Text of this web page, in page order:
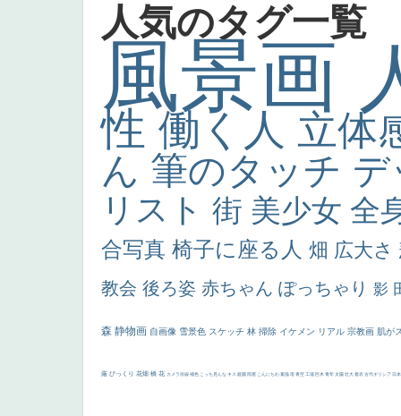
人気のタグ一覧
風景画
性 働く人 立体
ん 筆のタッチ
リスト 街 美少女 全
合写真 椅子に座る人 畑 広大さ
教会 後ろ姿 赤ちゃん ぽっちゃり 影
森 静物画 自画像 雪景色 スケッチ 林 掃除 イケメン リアル 宗教画 肌が
厳 びっくり 花畑 橋 花 カメラ目線 補色 こっち見んな キス 庭園 部屋 こんにちわ 素描 塔 青空 工場 巨木 青年 太陽 壮大 着衣 古代ギリシア 日